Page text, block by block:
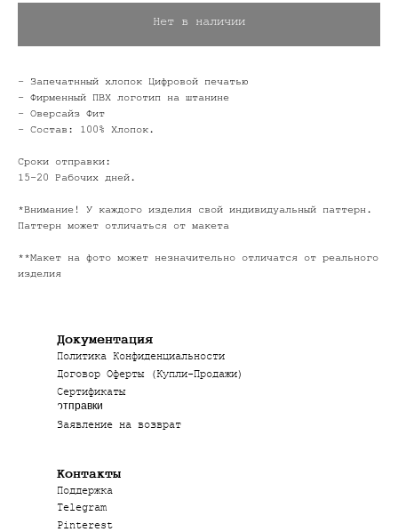
Нет в наличии
- Запечатнный хлопок Цифровой печатью
- Фирменный ПВХ логотип на штанине
- Оверсайз Фит
- Состав: 100% Хлопок.
Сроки отправки:
15-20 Рабочих дней.
*Внимание! У каждого изделия свой индивидуальный паттерн.
Паттерн может отличаться от макета
**Макет на фото может незначительно отличатся от реального
изделия
Контакты
Политика Конфиденциальности
Поддержка
Telegram
Pinterest
Документация
Договор Оферты (Купли-Продажи)
Заявление на возврат
Сроки
отправки
Сертификаты